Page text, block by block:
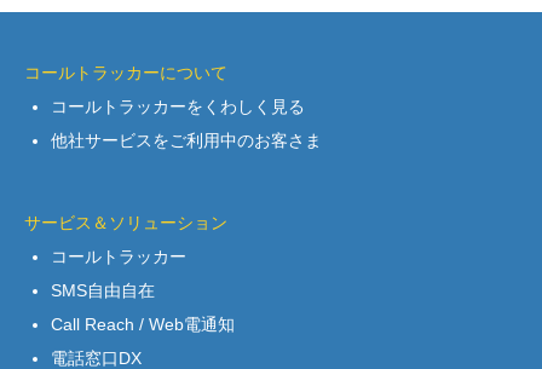
コールトラッカーについて
コールトラッカーをくわしく見る
他社サービスをご利用中のお客さま
サービス＆ソリューション
コールトラッカー
SMS自由自在
Call Reach / Web電通知
電話窓口DX